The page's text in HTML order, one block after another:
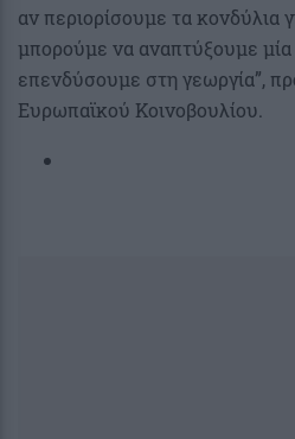
αν περιορίσουμε τα κονδύλια
μπορούμε να αναπτύξουμε
επενδύσουμε στη γεωργία”,
Ευρωπαϊκού Κοινοβουλίου.